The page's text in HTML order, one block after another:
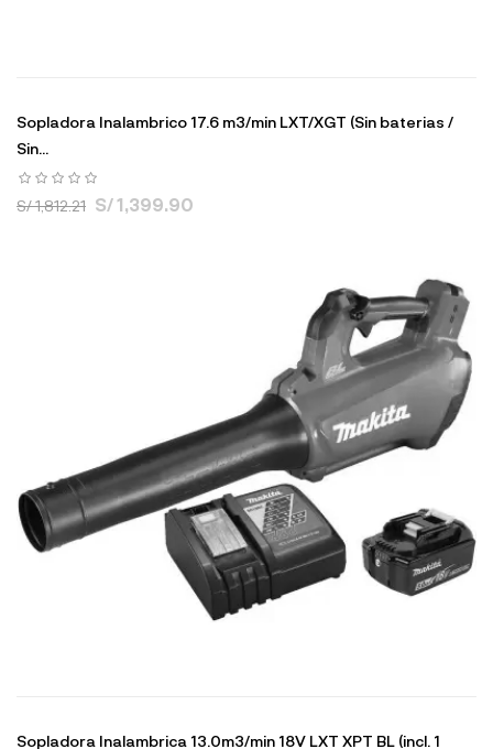
Sopladora Inalambrico 17.6 m3/min LXT/XGT (Sin baterias /
Sin...
S/ 1,812.21 S/ 1,399.90
Sopladora Inalambrica 13.0m3/min 18V LXT XPT BL (incl. 1